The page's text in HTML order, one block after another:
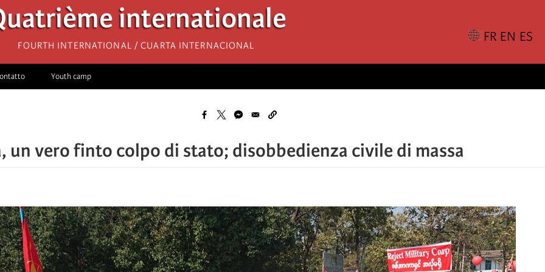
internationale
Fourth International / Cuarta Internacional
Youth camp
un vero finto colpo di stato; disobbedienza civile di massa